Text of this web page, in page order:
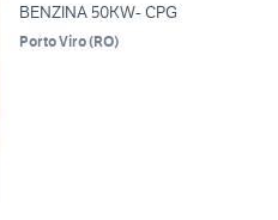
BENZINA 50KW- CPG
Porto Viro(RO)